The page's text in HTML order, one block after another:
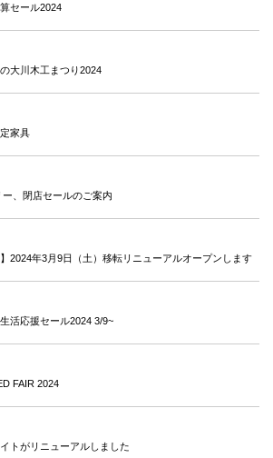
セール2024
大川木工まつり2024
家具
、閉店セールのご案内
2024年3月9日（土）移転リニューアルオープンします
活応援セール2024 3/9~
FAIR 2024
トがリニューアルしました